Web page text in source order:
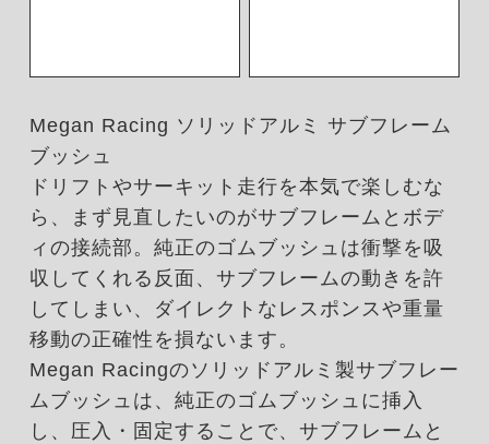
Megan Racing ソリッドアルミ サブフレーム
ブッシュ
ドリフトやサーキット走行を本気で楽しむな
ら、まず見直したいのがサブフレームとボデ
ィの接続部。純正のゴムブッシュは衝撃を吸
収してくれる反面、サブフレームの動きを許
してしまい、ダイレクトなレスポンスや重量
移動の正確性を損ないます。
Megan Racingのソリッドアルミ製サブフレー
ムブッシュは、純正のゴムブッシュに挿入
し、圧入・固定することで、サブフレームと